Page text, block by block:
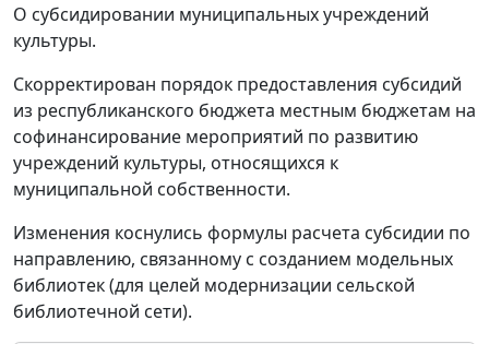
О субсидировании муниципальных учреждений
культуры.
Скорректирован порядок предоставления субсидий
из республиканского бюджета местным бюджетам на
софинансирование мероприятий по развитию
учреждений культуры, относящихся к
муниципальной собственности.
Изменения коснулись формулы расчета субсидии по
направлению, связанному с созданием модельных
библиотек (для целей модернизации сельской
библиотечной сети).